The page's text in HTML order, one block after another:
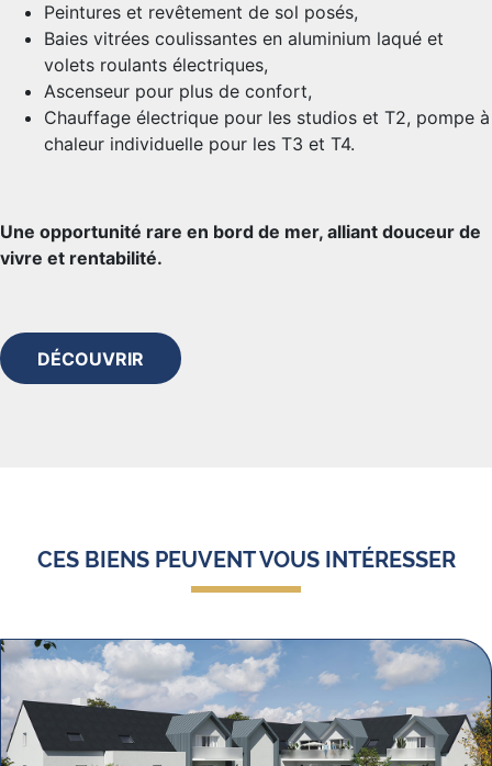
Peintures et revêtement de sol posés,
Baies vitrées coulissantes en aluminium laqué et
volets roulants électriques,
Ascenseur pour plus de confort,
Chauffage électrique pour les studios et T2, pompe à
chaleur individuelle pour les T3 et T4.
Une opportunité rare en bord de mer, alliant douceur de
vivre et rentabilité.
DÉCOUVRIR
CES BIENS PEUVENT VOUS INTÉRESSER